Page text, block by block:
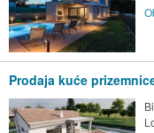
Prodaja kuće